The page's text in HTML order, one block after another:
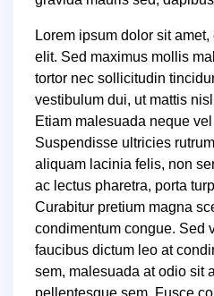
Lorem ipsum dolor sit
elit. Sed maximus mollis
tortor nec sollicitudin
vestibulum dui, ut mattis
Etiam malesuada neque
Suspendisse ultricies
aliquam lacinia felis, non
ac lectus pharetra, porta
Curabitur pretium magna
condimentum congue. Sed
faucibus dictum leo at
sem, malesuada at odio sit
pellentesque sem. Fusce